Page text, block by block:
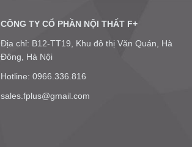
CÔNG TY CỔ PHẦN NỘI THẤT F+
Địa chỉ: B12-TT19, Khu đô thị Văn Quán, Hà
Đông, Hà Nội
Hotline: 0966.336.816
sales.fplus@gmail.com